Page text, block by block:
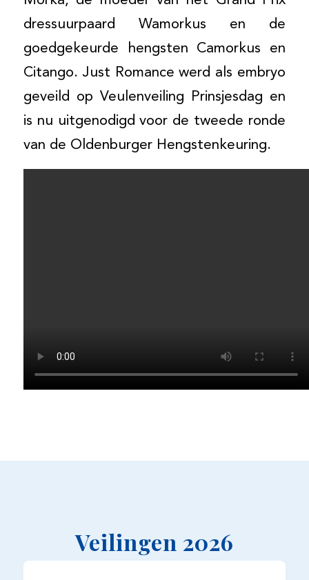
dressuurpaard Wamorkus en de
goedgekeurde hengsten Camorkus en
Citango. Just Romance werd als embryo
geveild op Veulenveiling Prinsjesdag en
is nu uitgenodigd voor de tweede ronde
van de Oldenburger Hengstenkeuring.
Veilingen 2026